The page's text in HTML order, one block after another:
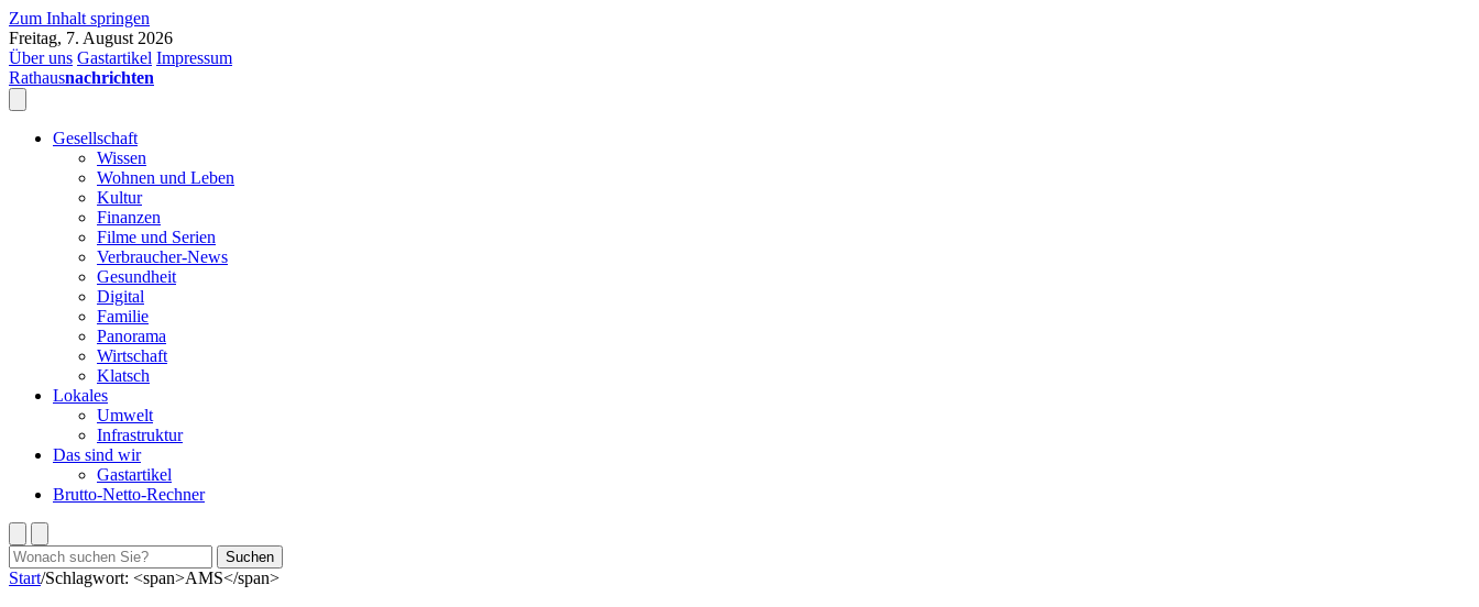
Zum Inhalt springen
Freitag, 7. August 2026
Über uns Gastartikel Impressum
Rathausnachrichten
Gesellschaft
Wissen
Wohnen und Leben
Kultur
Finanzen
Filme und Serien
Verbraucher-News
Gesundheit
Digital
Familie
Panorama
Wirtschaft
Klatsch
Lokales
Umwelt
Infrastruktur
Das sind wir
Gastartikel
Brutto-Netto-Rechner
Suchen
nach:
Suchen
Start/Schlagwort: <span>AMS</span>